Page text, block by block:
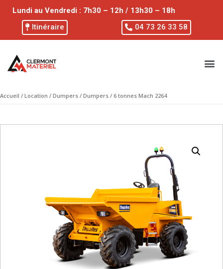
Lundi au Vendredi : 7h30 – 12h / 13h30 – 18h
Itinéraire
04 73 26 33 58
Accueil / Location / Dumpers / Dumpers / 6 tonnes Mach 2264